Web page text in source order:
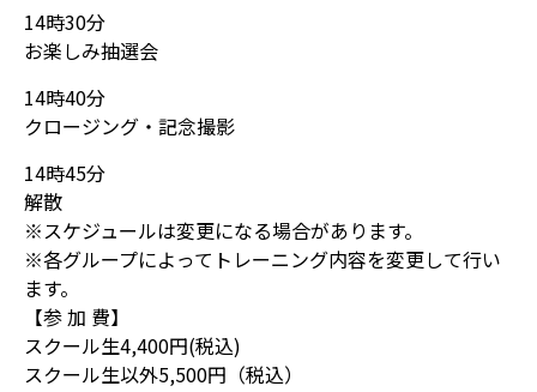
14時30分
お楽しみ抽選会
14時40分
クロージング・記念撮影
14時45分
解散
※スケジュールは変更になる場合があります。
※各グループによってトレーニング内容を変更して行い
ます。
【参 加 費】
スクール生4,400円(税込)
スクール生以外5,500円（税込）